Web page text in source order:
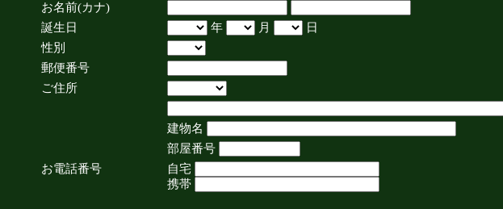
お名前(カナ)
誕生日
年 月
日
性別
郵便番号
ご住所
建物名
部屋番号
お電話番号
自宅
携帯